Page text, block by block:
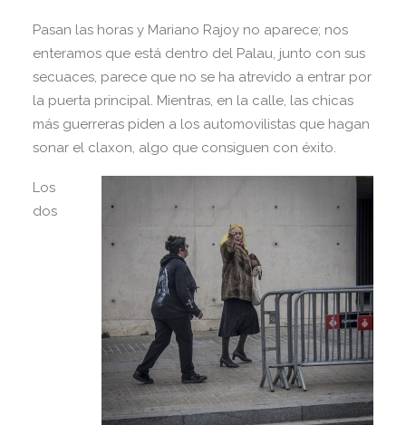
Pasan las horas y Mariano Rajoy no aparece; nos
enteramos que está dentro del Palau, junto con sus
secuaces, parece que no se ha atrevido a entrar por
la puerta principal. Mientras, en la calle, las chicas
más guerreras piden a los automovilistas que hagan
sonar el claxon, algo que consiguen con éxito.
Los
dos